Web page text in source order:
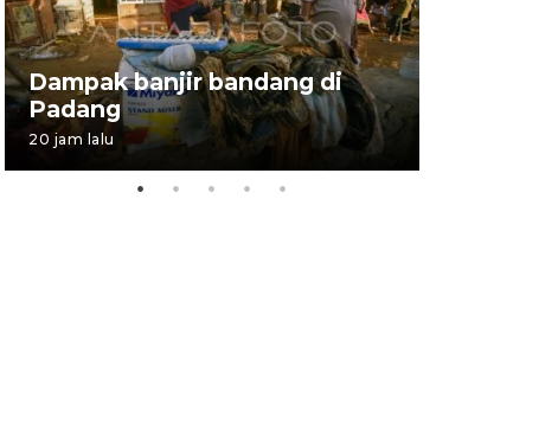
Dampak banjir bandang di
Padang
20 jam lalu